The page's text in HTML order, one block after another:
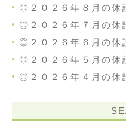
◎２０２６年８月の休
◎２０２６年７月の休
◎２０２６年６月の休
◎２０２６年５月の休
◎２０２６年４月の休